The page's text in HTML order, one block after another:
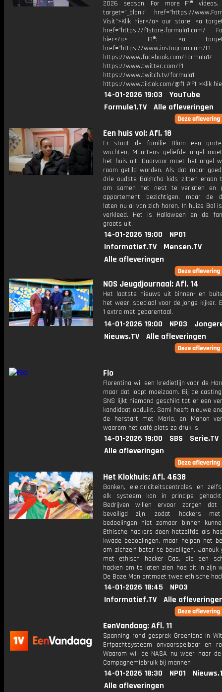
2026 season. For more F1®
target="_blank" href="https://
Visit">Klik hier</a> our store: <a
href="https://f1store.formula1.com/
hier</a> F1®: <a
href="https://www.instagram.com/F1
https://www.facebook.com/Formula1/
https://www.twitter.com/F1
https://www.twitch.tv/formula1
https://www.tiktok.com/@f1 #F1">Klik
14-01-2026 19:03
YouTube
Formule1.TV
Alle afleveringen
Een huis vol: Afl. 18
Er staat de familie Blom een
wachten, Maartens geliefde orgel
het huis uit. Daarvoor moet het orgel
raam getild worden. Als dat maar
drie oudste Bakhcha kids zitten eraan
om samen het nest te verlaten en
appartement bezichtigen, maar de
laten nu al van zich horen. In huize Bal
verkleed. Het is Halloween en de
groots uit.
14-01-2026 19:00
NPO1
Informatief.TV
Mensen.TV
Alle afleveringen
NOS Jeugdjournaal: Afl. 14
Het laatste nieuws uit binnen- en
het weer, speciaal voor de jonge kijker.
1 extra met gebarentaal.
14-01-2026 19:00 NPO3
Nieuws.TV
Alle afleveringen
Flo
Florentina wil een kredietlijn voor de
maar dat loopt moeizaam. Bij de
SNS lijkt niemand geschikt tot er een
kandidaat opduikt. Sami heeft nieuwe
de herstart met Maria, en Manon
waarom het café plots zo druk is.
14-01-2026 19:00 SBS
Serie.TV
Alle afleveringen
Het Klokhuis: Afl. 4638
Banken, elektriciteitscentrales en
elk systeem kan in principe
Bedrijven willen ervoor zorgen dat
beveiligd zijn, zodat hackers
bedoelingen niet zomaar binnen
Ethische hackers doen hetzelfde als
kwade bedoelingen, maar helpen het
om zichzelf beter te beveiligen. Janouk
met ethisch hacker Cas, die een
hacken om te laten zien hoe dit in zijn
De Boze Man ontmoet twee ethische
14-01-2026 18:45
NPO3
Informatief.TV
Alle
EenVandaag: Afl. 11
Spanning rond gesprek Groenland in
Erfpachtsysteem onvoorspelbaar en
Waarom wil de NASA nu weer naar
Campagnemisbruik bij mannen
14-01-2026 18:30 NPO1
Alle afleveringen